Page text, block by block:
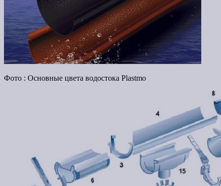
Фото : Основные цвета водостока Plastmo